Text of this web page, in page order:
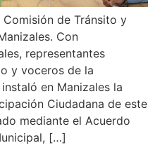
de Tránsito y
Con
representantes
y voceros de la
en Manizales la
Ciudadana de este
mediante el Acuerdo
[…]